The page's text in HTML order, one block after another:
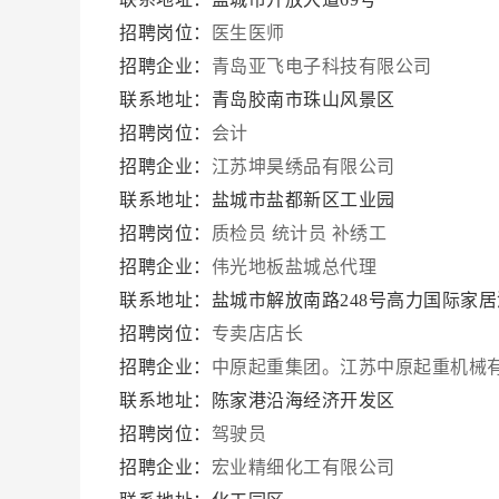
招聘岗位：
医生医师
招聘企业： 青岛亚飞电子科技有限公司
联系地址：青岛胶南市珠山风景区
招聘岗位： 会计
招聘企业： 江苏坤昊绣品有限公司
联系地址：盐城市盐都新区工业园
招聘岗位： 质检员 统计员 补绣工
招聘企业： 伟光地板盐城总代理
联系地址：盐城市解放南路248号高力国际家
招聘岗位： 专卖店店长
招聘企业： 中原起重集团。江苏中原起重机械
联系地址：陈家港沿海经济开发区
招聘岗位： 驾驶员
招聘企业： 宏业精细化工有限公司